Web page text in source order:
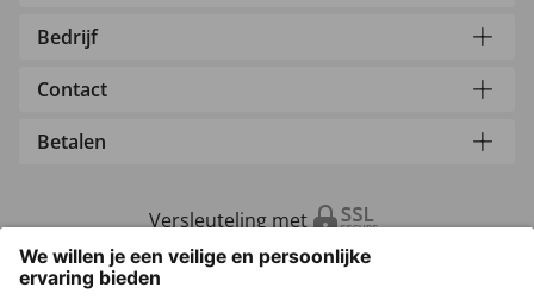
Bedrijf
Contact
Betalen
Versleuteling met